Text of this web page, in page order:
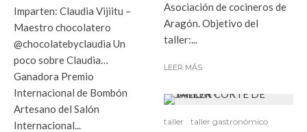
Imparten: Claudia Vijiitu –
Maestro chocolatero
@chocolatebyclaudia Un
poco sobre Claudia…
Ganadora Premio
Internacional de Bombón
Artesano del Salón
Internacional...
Asociación de cocineros de
Aragón. Objetivo del
taller:...
LEER MÁS
taller taller gastronómico